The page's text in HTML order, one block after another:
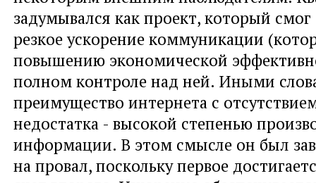
задумывался как проект, который
резкое ускорение коммуникации
повышению экономической
полном контроле над ней. Иными
преимущество интернета с
недостатка - высокой степенью
информации. В этом смысле он был
на провал, поскольку первое